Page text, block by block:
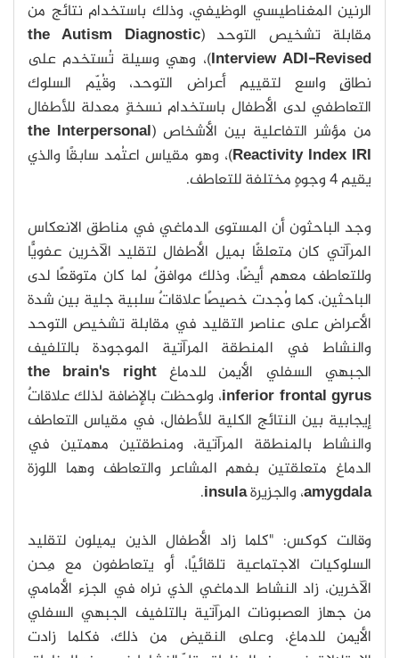
الرنين المغناطيسي الوظيفي، وذلك باستخدام نتائج من
مقابلة تشخيص التوحد (the Autism Diagnostic
Interview ADI-Revised
)، وهي وسيلة تُستخدم على
نطاقٍ واسع لتقييم أعراض التوحد، وقُيّم السلوك
التعاطفي لدى الأطفال باستخدام نسخةٍ معدلة للأطفال
من مؤشر التفاعلية بين الأشخاص (the Interpersonal
Reactivity Index IRI
)، وهو مقياس اعتُمد سابقًا والذي
يقيم 4 وجوهٍ مختلفة للتعاطف.
وجد الباحثون أن المستوى الدماغي في مناطق الانعكاس
المرآتي كان متعلقًا بميل الأطفال لتقليد الآخرين عفويًّا
وللتعاطف معهم أيضًا، وذلك موافقٌ لما كان متوقعًا لدى
الباحثين، كما وُجدت خصيصًا علاقاتٌ سلبية جلية بين شدة
الأعراض على عناصر التقليد في مقابلة تشخيص التوحد
والنشاط في المنطقة المرآتية الموجودة بالتلفيف
الجبهي السفلي الأيمن للدماغthe brain's right
inferior frontal gyrus، ولوحظت بالإضافة لذلك علاقاتٌ
إيجابية بين النتائج الكلية للأطفال، في مقياس التعاطف
والنشاط بالمنطقة المرآتية، ومنطقتين مهمتين في
الدماغ متعلقتين بفهم المشاعر والتعاطف وهما اللوزة
amygdala، والجزيرةinsula
.
وقالت كوكس: "كلما زاد الأطفال الذين يميلون لتقليد
السلوكيات الاجتماعية تلقائيًا، أو يتعاطفون مع مِحن
الآخرين، زاد النشاط الدماغي الذي نراه في الجزء الأمامي
من جهاز العصبونات المرآتية بالتلفيف الجبهي السفلي
الأيمن للدماغ، وعلى النقيض من ذلك، فكلما زادت